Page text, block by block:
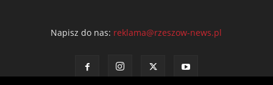
Napisz do nas: reklama@rzeszow-news.pl